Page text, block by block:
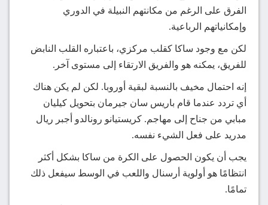
الفرق على الرغم من مكانتهم النبيلة في الدوري
وإمكانياتهم الرباعية.
لكن مع وجود ساكا كقلب مركزي، باعتباره القلب النابض
للفريق، يمكنه هو والفريق الارتقاء إلى مستوى آخر.
إنه احتمال مخيف بالنسبة لبقية أوروبا. لكن لم يكن هناك
أي تردد عندما قام باريس سان جيرمان بتحويل كيليان
مبابي من جناح إلى مهاجم. كريستيانو رونالدو أجبر ريال
مدريد على فعل الشيء نفسه.
يجب أن يكون الحصول على الكرة من ساكا بشكل أكثر
انتظامًا هو أولوية أرسنال واللعب في الوسط سيفعل ذلك
تمامًا.